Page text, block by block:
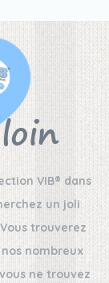
VIB® dans
un joli
trouverez
nombreux
ne trouvez